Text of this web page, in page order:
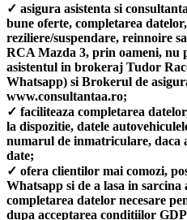
✓ asigura asistenta si
bune oferte, completarea
reziliere/suspendare, reinnoire
RCA Mazda 3, prin oameni, nu
asistentul in brokeraj Tudor
Whatsapp) si Brokerul de
www.consultantaa.ro;
✓ faciliteaza completarea
la dispozitie, datele
numarul de inmatriculare, daca
date;
✓ ofera clientilor mai comozi,
Whatsapp si de a lasa in
completarea datelor necesare
dupa acceptarea conditiilor